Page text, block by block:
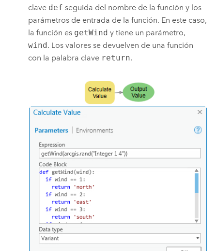
clave def seguida del nombre de la función y los
parámetros de entrada de la función. En este caso,
la función es getWind y tiene un parámetro,
wind. Los valores se devuelven de una función
con la palabra clave return.